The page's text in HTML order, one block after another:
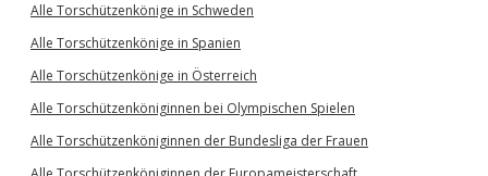
Alle Torschützenkönige in Schweden
Alle Torschützenkönige in Spanien
Alle Torschützenkönige in Österreich
Alle Torschützenköniginnen bei Olympischen Spielen
Alle Torschützenköniginnen der Bundesliga der Frauen